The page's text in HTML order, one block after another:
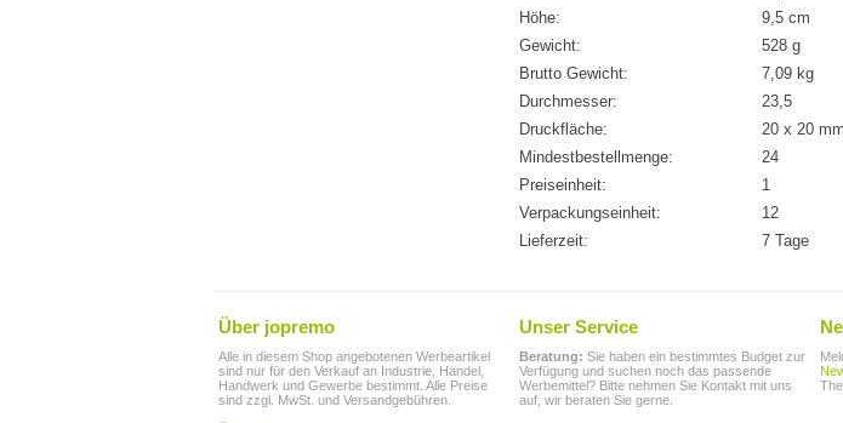
Höhe:
9,5 cm
Gewicht:
528 g
Brutto Gewicht:
7,09 kg
Durchmesser:
23,5
Druckfläche:
20 x 20 mm
Mindestbestellmenge:
24
Preiseinheit:
1
Verpackungseinheit:
12
Lieferzeit:
7 Tage
Über jopremo
Alle in diesem Shop angebotenen Werbeartikel
sind nur für den Verkauf an Industrie, Handel,
Handwerk und Gewerbe bestimmt. Alle Preise
sind zzgl. MwSt. und Versandgebühren.
Unser Service
Beratung: Sie haben ein bestimmtes Budget zur
Verfügung und suchen noch das passende
Werbemittel? Bitte nehmen Sie Kontakt mit uns
auf, wir beraten Sie gerne.